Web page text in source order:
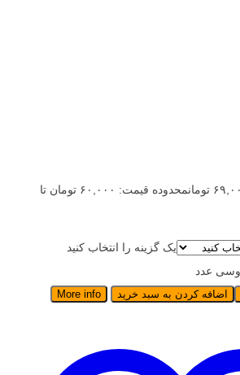
تومان
محدوده قیمت: ۶۰,۰۰۰ تومان تا
یک گزینه را انتخاب کنید
عدد
اضافه کردن به سبد خرید More info